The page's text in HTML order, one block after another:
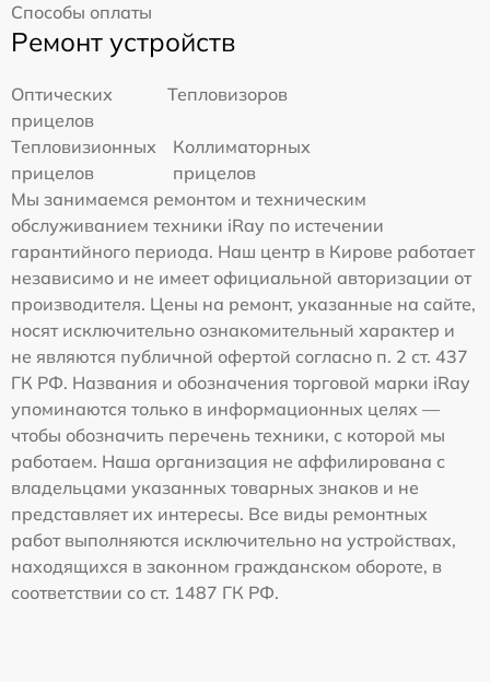
Способы оплаты
Ремонт устройств
Оптических
прицелов
Тепловизоров
Тепловизионных
прицелов
Коллиматорных
прицелов
Мы занимаемся ремонтом и техническим
обслуживанием техники iRay по истечении
гарантийного периода. Наш центр в Кирове работает
независимо и не имеет официальной авторизации от
производителя. Цены на ремонт, указанные на сайте,
носят исключительно ознакомительный характер и
не являются публичной офертой согласно п. 2 ст. 437
ГК РФ. Названия и обозначения торговой марки iRay
упоминаются только в информационных целях —
чтобы обозначить перечень техники, с которой мы
работаем. Наша организация не аффилирована с
владельцами указанных товарных знаков и не
представляет их интересы. Все виды ремонтных
работ выполняются исключительно на устройствах,
находящихся в законном гражданском обороте, в
соответствии со ст. 1487 ГК РФ.